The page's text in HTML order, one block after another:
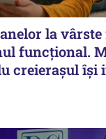
la vârste
funcțional.
creierașul își